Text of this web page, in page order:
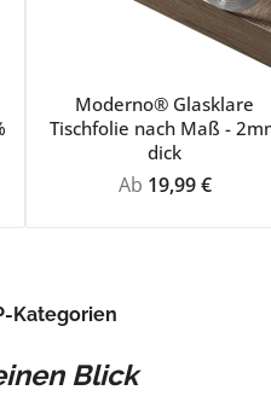
Moderno® Glasklare
Tischfolie nach Maß -
dick
Regulärer Preis:
Ab 19,99 €
Kategorien
Blick